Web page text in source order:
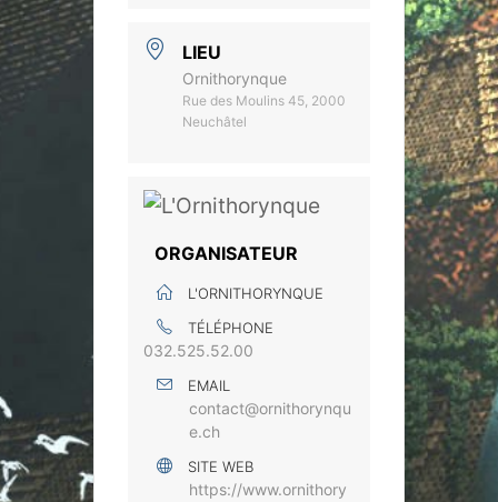
LIEU
Ornithorynque
Rue des Moulins 45, 2000
Neuchâtel
ORGANISATEUR
L'ORNITHORYNQUE
TÉLÉPHONE
032.525.52.00
EMAIL
contact@ornithorynqu
e.ch
SITE WEB
https://www.ornithory